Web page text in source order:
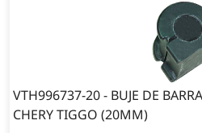
VTH996737-20 - BUJE DE
CHERY TIGGO (20MM)